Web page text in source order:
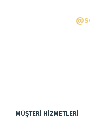
MÜŞTERİ HİZMETLERİ